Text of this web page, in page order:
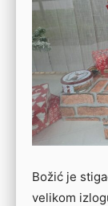
Božić je
velikom